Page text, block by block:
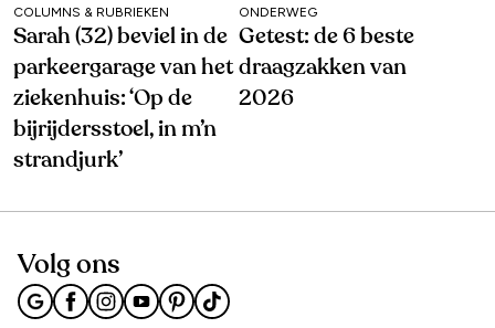
COLUMNS & RUBRIEKEN
Sarah (32) beviel in de
parkeergarage van het
ziekenhuis: ‘Op de
bijrijdersstoel, in m’n
strandjurk’
ONDERWEG
Getest: de 6 beste
draagzakken van
2026
Volg ons